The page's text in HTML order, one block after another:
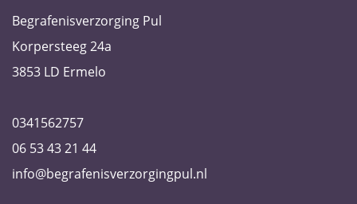
Begrafenisverzorging Pul
Korpersteeg 24a
3853 LD Ermelo
0341562757
06 53 43 21 44
info@begrafenisverzorgingpul.nl